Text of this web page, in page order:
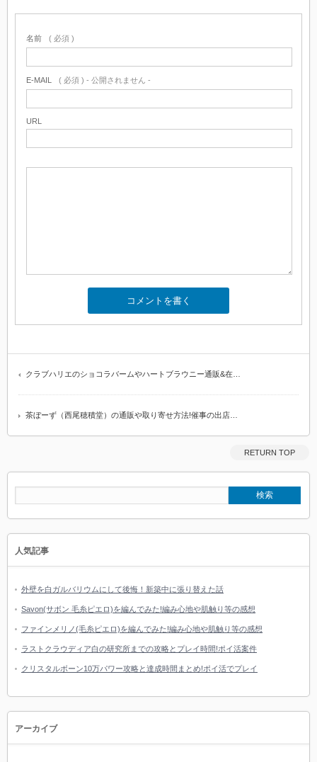
名前 ( 必須 )
E-MAIL ( 必須 ) - 公開されません -
URL
クラブハリエのショコラバームやハートブラウニー通販&在…
茶ぼーず（西尾穂積堂）の通販や取り寄せ方法!催事の出店…
RETURN TOP
人気記事
外壁を白ガルバリウムにして後悔！新築中に張り替えた話
Savon(サボン 毛糸ピエロ)を編んでみた!編み心地や肌触り等の感想
ファインメリノ(毛糸ピエロ)を編んでみた!編み心地や肌触り等の感想
ラストクラウディア白の研究所までの攻略とプレイ時間!ポイ活案件
クリスタルボーン10万パワー攻略と達成時間まとめ!ポイ活でプレイ
アーカイブ